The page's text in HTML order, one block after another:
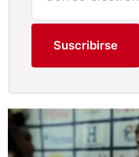
Suscribirse